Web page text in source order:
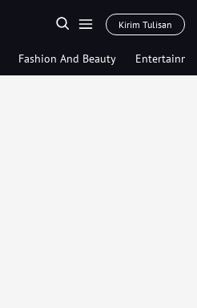
Kirim Tulisan
Fashion And Beauty